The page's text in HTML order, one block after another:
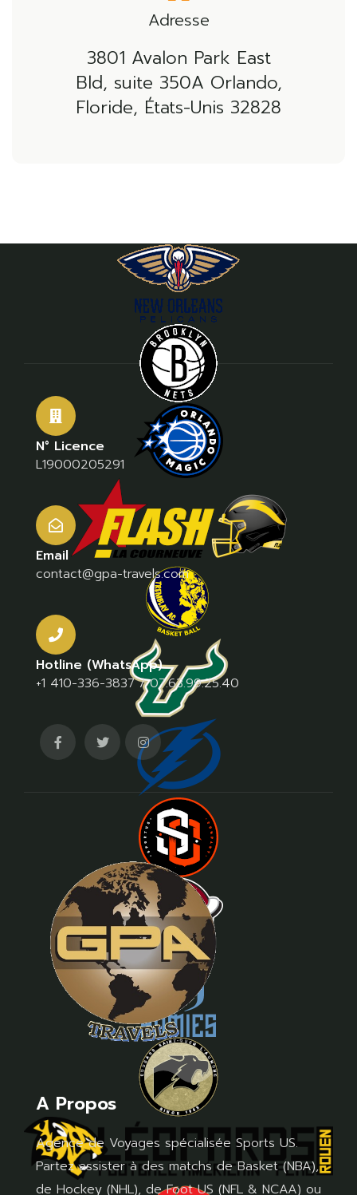
Adresse
3801 Avalon Park East
Bld, suite 350A Orlando,
Floride, États-Unis 32828
N° Licence
L19000205291
Email
contact@gpa-travels.com
Hotline (WhatsApp)
+1 410-336-3837/07.63.99.25.40
A Propos
Agence de Voyages spécialisée Sports US.
Partez assister à des matchs de Basket (NBA),
de Hockey (NHL), de Foot US (NFL & NCAA) ou